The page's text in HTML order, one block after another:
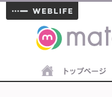
materials